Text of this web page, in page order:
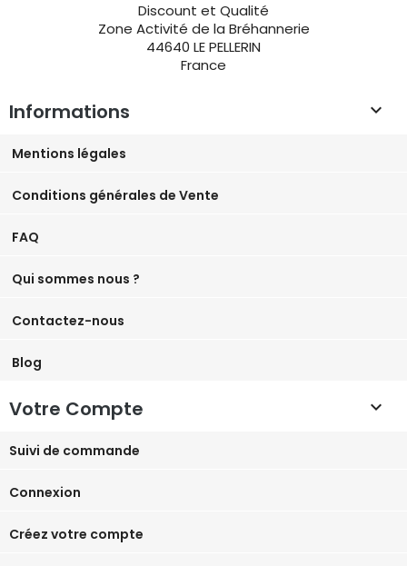
Discount et Qualité
Zone Activité de la Bréhannerie
44640 LE PELLERIN
France
Informations 
Mentions légales
Conditions générales de Vente
FAQ
Qui sommes nous ?
Contactez-nous
Blog
Votre Compte 
Suivi de commande
Connexion
Créez votre compte